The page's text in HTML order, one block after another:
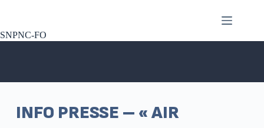
SNPNC-FO
INFO PRESSE – « AIR